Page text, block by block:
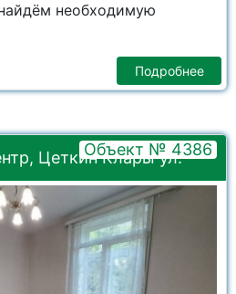
необходимую
Подробнее
Цеткин Клары ул.
Объект № 4386